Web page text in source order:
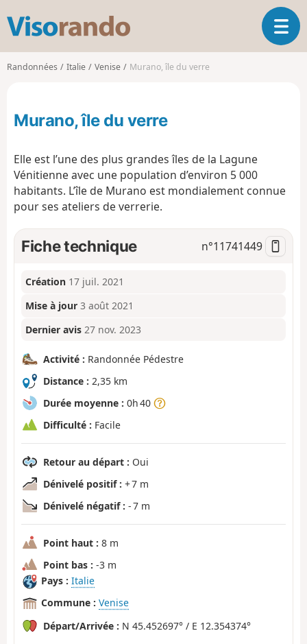
s
o
d
O
u
i
t
Randonnées Italie Venise Murano, île du verre
Murano, île du verre
Elle est l’une des plus grandes îles de la Lagune
Vénitienne avec une population d’environ 5 000
habitants. L’île de Murano est mondialement connue
pour ses ateliers de verrerie.
Fiche technique n°11741449
Création 17 juil. 2021
Mise à jour 3 août 2021
Dernier avis 27 nov. 2023
Activité : Randonnée Pédestre
Distance : 2,35 km
Durée moyenne : 0h 40
Difficulté : Facile
Retour au départ : Oui
Dénivelé positif : + 7 m
Dénivelé négatif : - 7 m
Point haut : 8 m
Point bas : -3 m
Pays : Italie
Commune : Venise
Départ/Arrivée : N 45.452697° / E 12.354374°